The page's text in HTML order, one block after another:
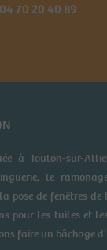
04 70 20 40 89
à Toulon-sur-
le
pose de fenêtres
pour les tuiles et
faire un bâchage